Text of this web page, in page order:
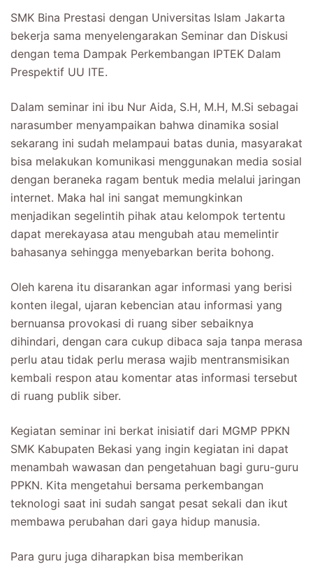
SMK Bina Prestasi dengan Universitas Islam Jakarta
bekerja sama menyelengarakan Seminar dan Diskusi
dengan tema Dampak Perkembangan IPTEK Dalam
Prespektif UU ITE.
Dalam seminar ini ibu Nur Aida, S.H, M.H, M.Si sebagai
narasumber menyampaikan bahwa dinamika sosial
sekarang ini sudah melampaui batas dunia, masyarakat
bisa melakukan komunikasi menggunakan media sosial
dengan beraneka ragam bentuk media melalui jaringan
internet. Maka hal ini sangat memungkinkan
menjadikan segelintih pihak atau kelompok tertentu
dapat merekayasa atau mengubah atau memelintir
bahasanya sehingga menyebarkan berita bohong.
Oleh karena itu disarankan agar informasi yang berisi
konten ilegal, ujaran kebencian atau informasi yang
bernuansa provokasi di ruang siber sebaiknya
dihindari, dengan cara cukup dibaca saja tanpa merasa
perlu atau tidak perlu merasa wajib mentransmisikan
kembali respon atau komentar atas informasi tersebut
di ruang publik siber.
Kegiatan seminar ini berkat inisiatif dari MGMP PPKN
SMK Kabupaten Bekasi yang ingin kegiatan ini dapat
menambah wawasan dan pengetahuan bagi guru-guru
PPKN. Kita mengetahui bersama perkembangan
teknologi saat ini sudah sangat pesat sekali dan ikut
membawa perubahan dari gaya hidup manusia.
Para guru juga diharapkan bisa memberikan